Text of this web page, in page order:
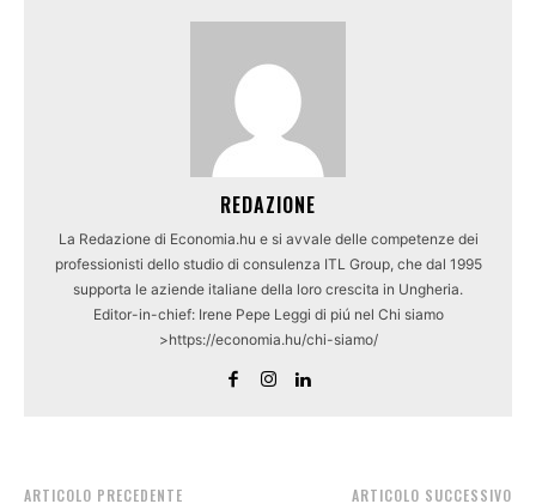
REDAZIONE
La Redazione di Economia.hu e si avvale delle competenze dei
professionisti dello studio di consulenza ITL Group, che dal 1995
supporta le aziende italiane della loro crescita in Ungheria.
Editor-in-chief: Irene Pepe Leggi di piú nel Chi siamo
>https://economia.hu/chi-siamo/
ARTICOLO PRECEDENTE ARTICOLO SUCCESSIVO